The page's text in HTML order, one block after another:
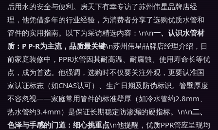
后用水的安全与便利。房天下有幸专访了苏州伟星品牌店经
理，他凭借多年的行业经验，为消费者分享了选购优质水管和
管件的实用指南。以下为采访精选内容：\n\n一、认识水管材
质：P P-R为主流，品质最关键\n苏州伟星品牌店经理介绍，目
前家庭装修中，PPR水管因其耐高温、耐腐蚀、使用寿命长等优
点，成为首选。他强调，选购时不仅要关注外观，更要认准国
家认证标志（如CNAS认可）、生产日期及防伪标识。管壁厚度
不容忽视——家庭常用管件的标准壁厚（如冷水管约2.8mm、
热水管约3.4mm）是保证长期稳定防渗漏的硬指标。\n\n二、
色泽与手感的门道：细心挑重点\n他提醒，优质PPR管应呈现均